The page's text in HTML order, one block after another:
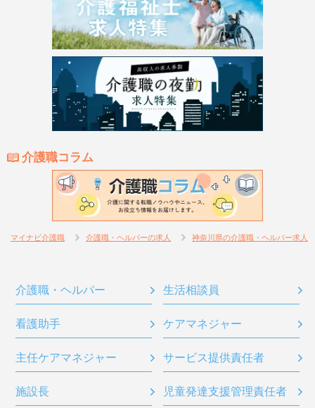
介護職コラム
マイナビ介護職 介護職・ヘルパーの求人 神奈川県の介護職・ヘルパー求人
介護職・ヘルパー 生活相談員
看護助手 ケアマネジャー
主任ケアマネジャー サービス提供責任者
施設長 児童発達支援管理責任者